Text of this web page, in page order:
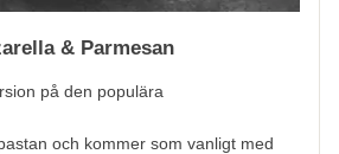
& Parmesan
på den populära
och kommer som vanligt med